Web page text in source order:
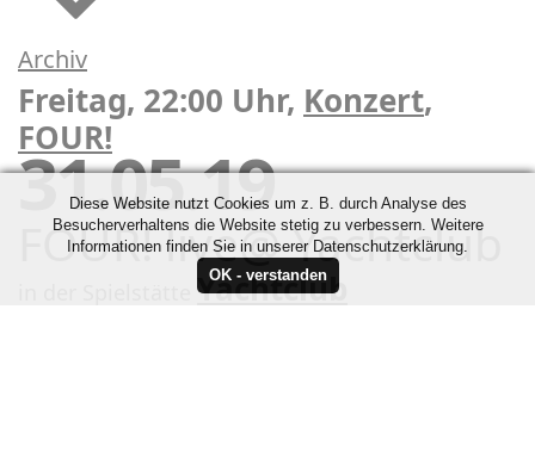
Archiv
Freitag, 22:00 Uhr, Konzert,
FOUR!
31.05.19
FOUR! live@ Yachtclub
Yachtclub
Diese Website nutzt Cookies um z. B. durch Analyse des
Besucherverhaltens die Website stetig zu verbessern. Weitere
Informationen finden Sie in unserer Datenschutzerklärung.